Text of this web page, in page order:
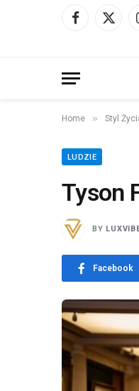
Facebook
X
Home » Styl
LUDZIE
Tyson
BY
Facebook